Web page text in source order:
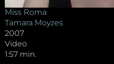
Miss Roma
Tamara Moyzes
2007
Video
1:57 min.